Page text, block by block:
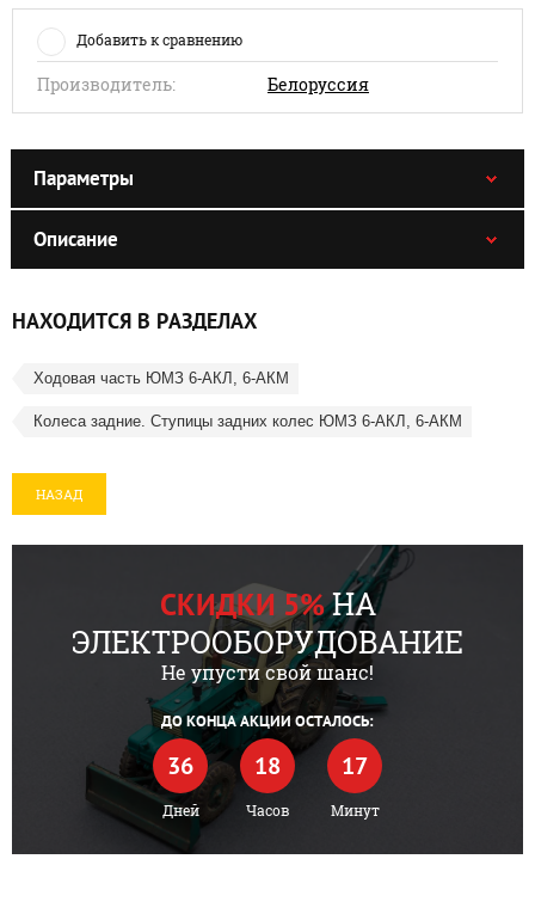
Добавить к сравнению
Производитель: Белоруссия
Параметры
Описание
НАХОДИТСЯ В РАЗДЕЛАХ
Ходовая часть ЮМЗ 6-АКЛ, 6-АКМ
Колеса задние. Ступицы задних колес ЮМЗ 6-АКЛ, 6-АКМ
НАЗАД
СКИДКИ 5%НА
ЭЛЕКТРООБОРУДОВАНИЕ
Не упусти свой шанс!
ДО КОНЦА АКЦИИ ОСТАЛОСЬ:
36
Дней
18
Часов
17
Минут